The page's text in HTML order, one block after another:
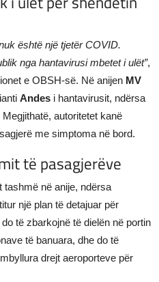
është një tjetër COVID.
nga hantavirusi mbetet i ulët”,
e OBSH-së. Në anijen MV
Andes i hantavirusit, ndërsa
autoritetet kanë
me simptoma në bord.
të pasagjerëve
tashmë në anije, ndërsa
një plan të detajuar për
të zbarkojnë të dielën në portin
të banuara, dhe do të
drejt aeroporteve për